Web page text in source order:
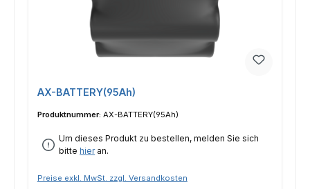
AX-BATTERY(95Ah)
Produktnummer: AX-BATTERY(95Ah)
Um dieses Produkt zu bestellen, melden Sie sich
bittehieran.
Preise exkl. MwSt. zzgl. Versandkosten